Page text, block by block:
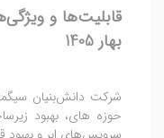
قابلیت‌ها و
بهار 1405
حوزه ‌های، بهبود